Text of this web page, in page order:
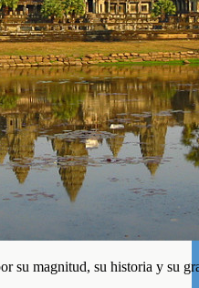
su magnitud, su historia y su